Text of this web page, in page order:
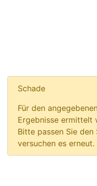
Schade
Für den
Ergebnisse ermittelt
Bitte passen Sie
versuchen es erneut.